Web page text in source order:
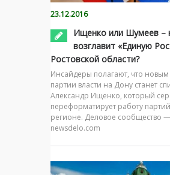
23.12.2016
Ищенко или Шумеев –
возглавит «Единую
Ростовской области?
Инсайдеры полагают, что новым
партии власти на Дону станет
Александр Ищенко, который
переформатирует работу
регионе. Деловое сообщество —
newsdelo.com